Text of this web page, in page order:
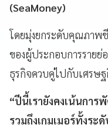
(SeaMoney)
โดยมุ่งยกระดับคุณภาพ
ของผู้ประกอบการรายย่
ธุรกิจควบคู่ไปกับเศรษ
“ปีนี้เรายังคงเน้นกา
รวมถึงเกมเมอร์ทั้งระ